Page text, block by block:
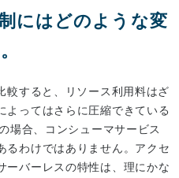
にはどのような変
較すると、リソース利用料はざ
よってはさらに圧縮できている
場合、コンシューマサービス
るわけではありません。アクセ
ーバーレスの特性は、理にかな